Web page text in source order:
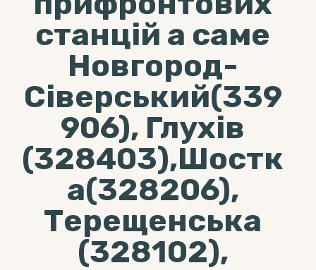
станцій а саме
Новгород-
Сіверський(339
906), Глухів
(328403),Шостк
а(328206),
Терещенська
(328102),